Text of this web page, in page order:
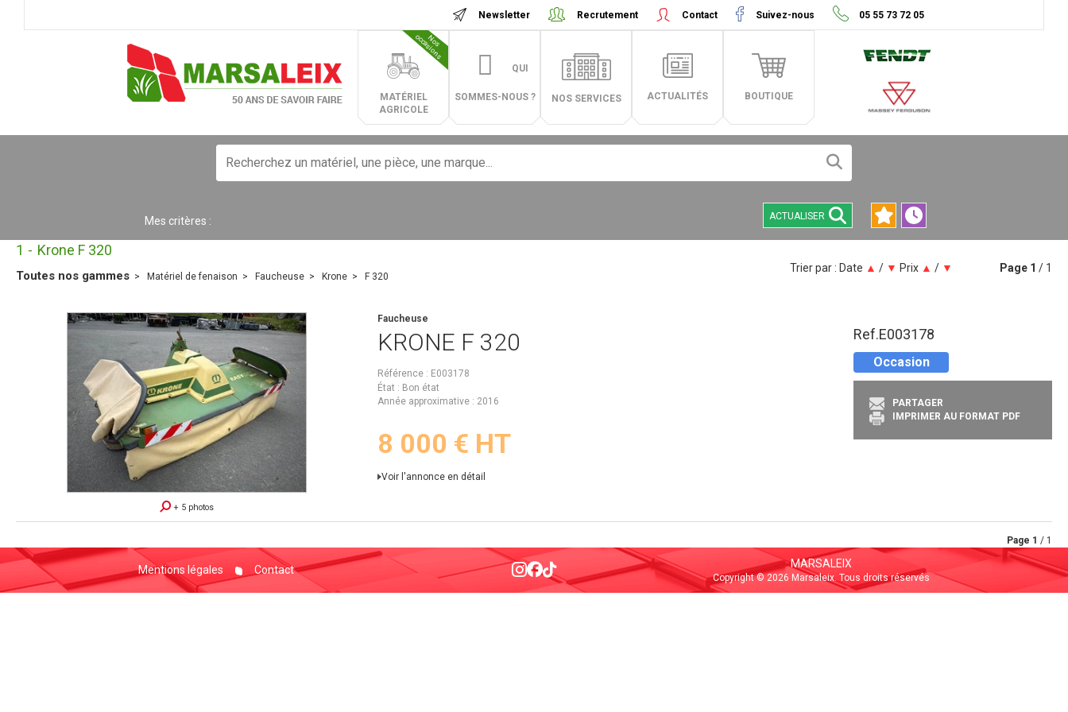
Newsletter Recrutement Contact Suivez-nous 05 55 73 72 05
MATÉRIEL
AGRICOLE
N
o
s
o
c
c
a
s
i
o
n
s
QUI
SOMMES-NOUS ? NOS SERVICES ACTUALITÉS BOUTIQUE
Mes critères : ACTUALISER
Toutes nos gammes Matériel de fenaison Faucheuse Krone F 320
1 Krone F 320
Trier par : Date ▲ / ▼ Prix ▲ / ▼ Page 1 / 1
+ 5 photos
KRONE F 320
Faucheuse
Référence
E003178
État
Bon état
Année approximative
2016
8 000 € HT
Voir l'annonce en détail
Ref.E003178
Occasion
PARTAGER
IMPRIMER AU FORMAT PDF
Page 1 / 1
Mentions légales Contact
MARSALEIX
Copyright © 2026 Marsaleix. Tous droits réservés